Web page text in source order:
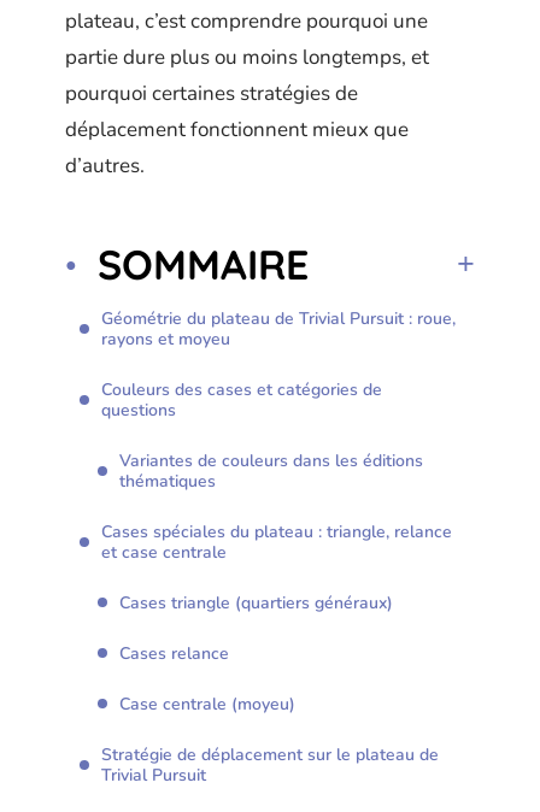
plateau, c’est comprendre pourquoi une
partie dure plus ou moins longtemps, et
pourquoi certaines stratégies de
déplacement fonctionnent mieux que
d’autres.
SOMMAIRE
Géométrie du plateau de Trivial Pursuit : roue,
rayons et moyeu
Couleurs des cases et catégories de
questions
Variantes de couleurs dans les éditions
thématiques
Cases spéciales du plateau : triangle, relance
et case centrale
Cases triangle (quartiers généraux)
Cases relance
Case centrale (moyeu)
Stratégie de déplacement sur le plateau de
Trivial Pursuit